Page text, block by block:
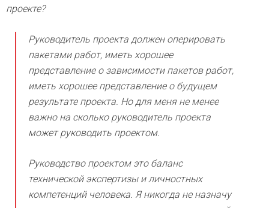
проекте?
Руководитель проекта должен оперировать
пакетами работ, иметь хорошее
представление о зависимости пакетов работ,
иметь хорошее представление о будущем
результате проекта. Но для меня не менее
важно на сколько руководитель проекта
может руководить проектом.
Руководство проектом это баланс
технической экспертизы и личностных
компетенций человека. Я никогда не назначу